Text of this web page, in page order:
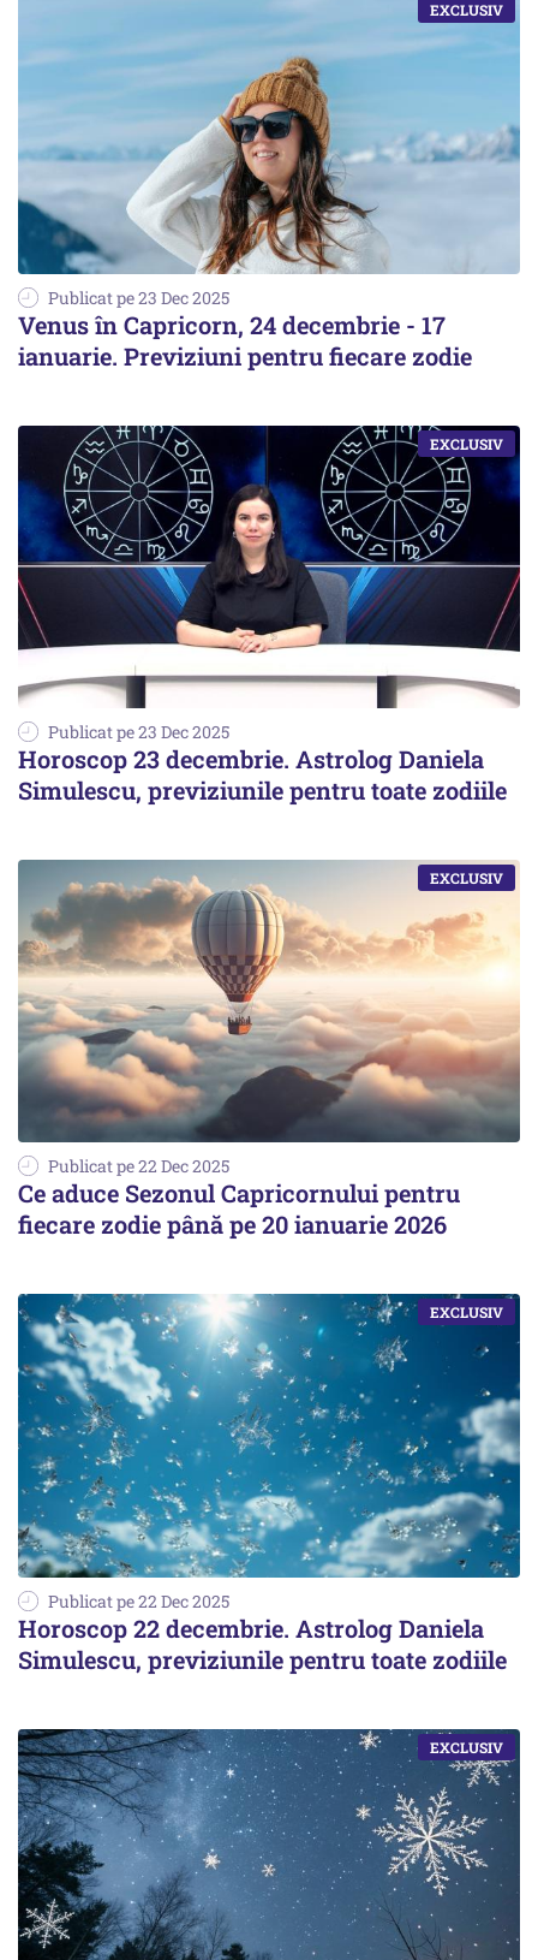
Publicat pe 23 Dec 2025
Venus în Capricorn, 24 decembrie - 17
ianuarie. Previziuni pentru fiecare zodie
Publicat pe 23 Dec 2025
Horoscop 23 decembrie. Astrolog Daniela
Simulescu, previziunile pentru toate zodiile
Publicat pe 22 Dec 2025
Ce aduce Sezonul Capricornului pentru
fiecare zodie până pe 20 ianuarie 2026
Publicat pe 22 Dec 2025
Horoscop 22 decembrie. Astrolog Daniela
Simulescu, previziunile pentru toate zodiile